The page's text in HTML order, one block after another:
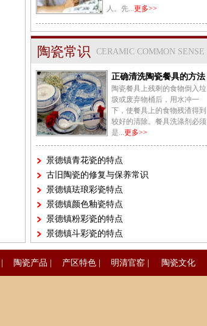
人。先...更多>>
陶瓷常识 CERAMIC COMMON SENSE
正确清洗陶瓷餐具的方法
陶瓷餐具上残剩的食物倒入垃
圾或废弃物桶后，用水冲一
下，使餐具上的食物残渣得到
较好的清除。餐具洗涤剂必须
是...更多>>
景德镇青花瓷的特点
古旧陶瓷的修复与保养常识
景德镇珐琅彩瓷特点
景德镇颜色釉瓷特点
景德镇粉彩瓷的特点
景德镇斗彩瓷的特点
陶瓷产品 产区特色| 明清官窑| 陶瓷文化